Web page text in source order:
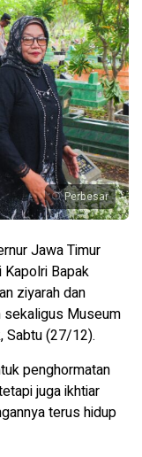
Perbesar
Jawa Timur
Bapak
ziyarah dan
sekaligus Museum
Sabtu (27/12).
penghormatan
juga ikhtiar
terus hidup